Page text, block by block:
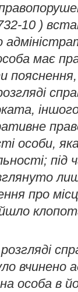
10 )
має
іншого
особи,
під
про
вчинено
особа в